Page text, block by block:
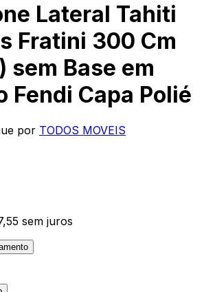
Lateral Tahiti
Fratini 300 Cm
sem Base em
Fendi Capa Polié
por TODOS MOVEIS
sem juros